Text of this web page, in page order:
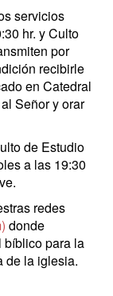
servicios
hr. y Culto
por
recibirle
en Catedral
Señor y orar
de Estudio
a las 19:30
redes
donde
bíblico para la
de la iglesia.